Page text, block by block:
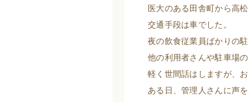
医大のある田舎町から高
交通手段は車でした。
夜の飲食従業員ばかりの
他の利用者さんや駐車場
軽く世間話はしますが、
ある日、管理人さんに声